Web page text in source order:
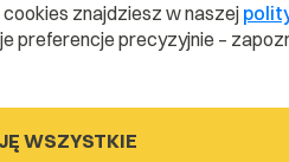
znajdziesz w naszej
preferencje precyzyjnie –
WSZYSTKIE